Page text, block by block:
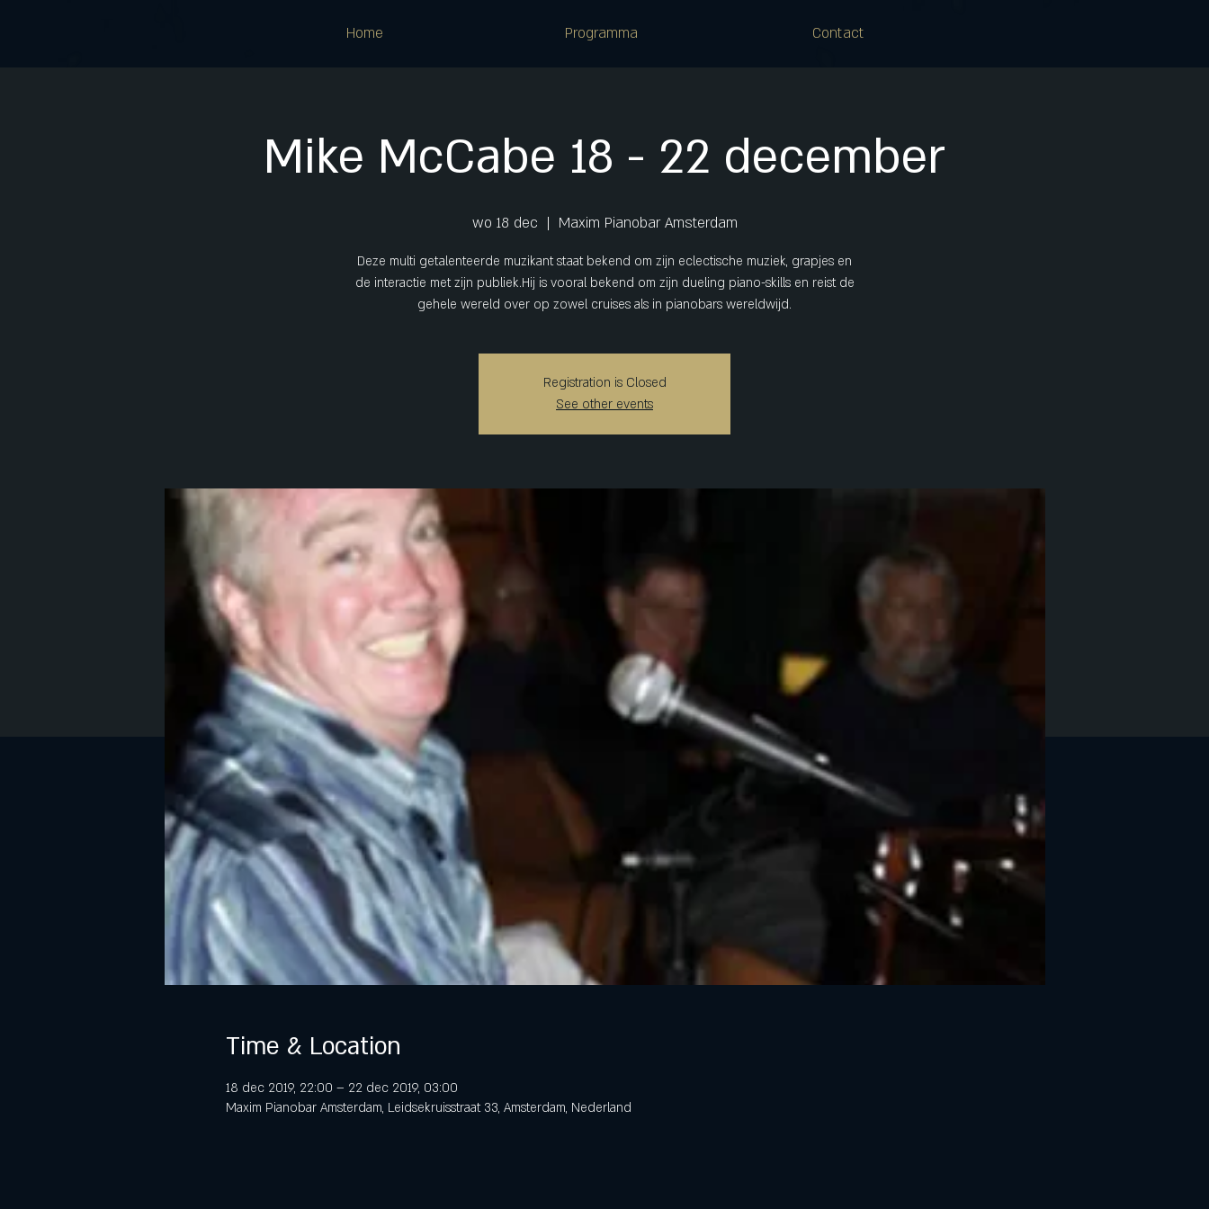
Home Programma Contact
Mike McCabe 18 - 22 december
wo 18 dec
  |
Maxim Pianobar Amsterdam
Deze multi getalenteerde muzikant staat bekend om zijn eclectische muziek, grapjes en
de interactie met zijn publiek.Hij is vooral bekend om zijn dueling piano-skills en reist de
gehele wereld over op zowel cruises als in pianobars wereldwijd.
Registration is Closed
See other events
Time & Location
18 dec 2019, 22:00 – 22 dec 2019, 03:00
Maxim Pianobar Amsterdam, Leidsekruisstraat 33, Amsterdam, Nederland